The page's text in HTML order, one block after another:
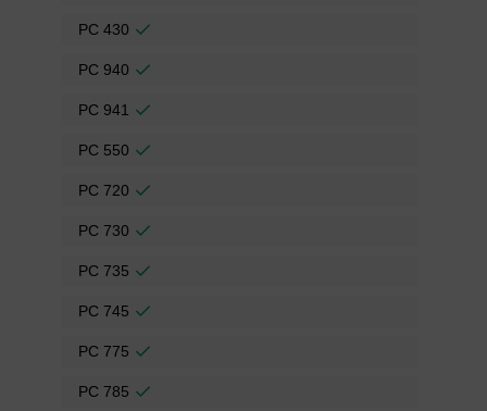
PC 430
PC 940
PC 941
PC 550
PC 720
PC 730
PC 735
PC 745
PC 775
PC 785